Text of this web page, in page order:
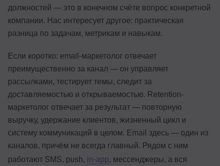
должностей — это в конечном счёте вопрос конкретной
компании. Нас интересует другое: практическая
разница по задачам, метрикам и навыкам.
Если коротко: email-маркетолог отвечает
преимущественно за канал — он управляет
рассылками, тестирует темы, следит за
доставляемостью и открываемостью. Retention-
маркетолог отвечает за результат — повторную
выручку, удержание клиентов, жизненный цикл и
систему коммуникаций в целом. Email здесь — один из
каналов, причём не всегда главный. Рядом с ним
работают SMS, push, in-app, мессенджеры, а вся